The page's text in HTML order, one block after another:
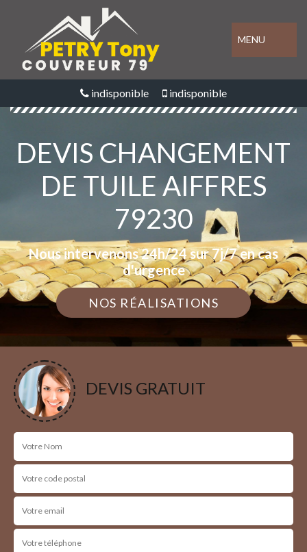
MENU
indisponible indisponible
DEVIS CHANGEMENT
DE TUILE AIFFRES
79230
Nous intervenons 24h/24 sur 7j/7 en cas
d'urgence
NOS RÉALISATIONS
DEVIS GRATUIT